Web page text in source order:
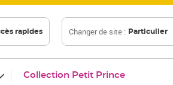
rapides Changer de site : Particulier
Collection Petit Prince